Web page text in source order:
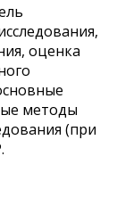
оценка
методы
(при